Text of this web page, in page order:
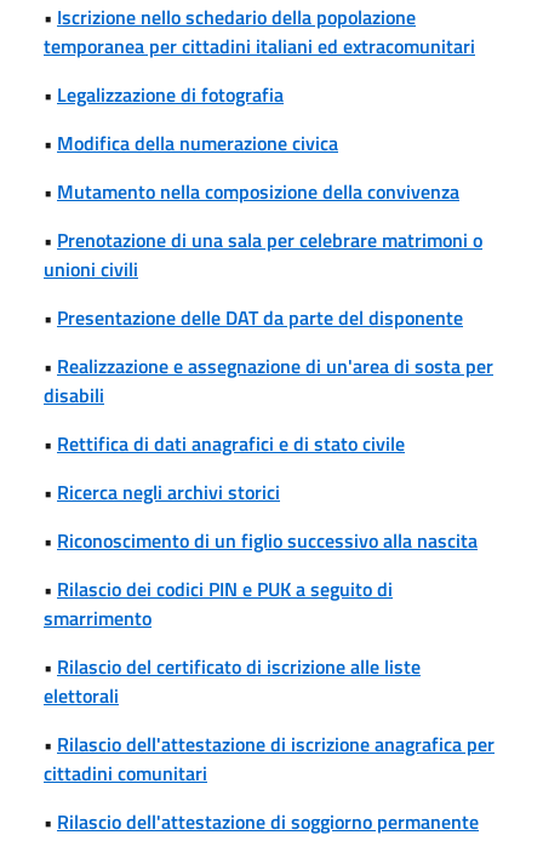
• Iscrizione nello schedario della popolazione
temporanea per cittadini italiani ed extracomunitari
• Legalizzazione di fotografia
• Modifica della numerazione civica
• Mutamento nella composizione della convivenza
• Prenotazione di una sala per celebrare matrimoni o
unioni civili
• Presentazione delle DAT da parte del disponente
• Realizzazione e assegnazione di un'area di sosta per
disabili
• Rettifica di dati anagrafici e di stato civile
• Ricerca negli archivi storici
• Riconoscimento di un figlio successivo alla nascita
• Rilascio dei codici PIN e PUK a seguito di
smarrimento
• Rilascio del certificato di iscrizione alle liste
elettorali
• Rilascio dell'attestazione di iscrizione anagrafica per
cittadini comunitari
• Rilascio dell'attestazione di soggiorno permanente